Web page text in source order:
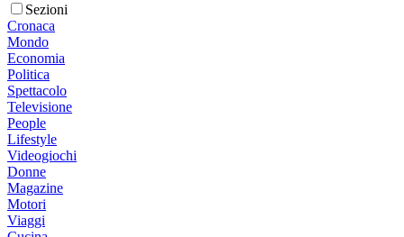
Sezioni
Cronaca
Mondo
Economia
Politica
Spettacolo
Televisione
People
Lifestyle
Videogiochi
Donne
Magazine
Motori
Viaggi